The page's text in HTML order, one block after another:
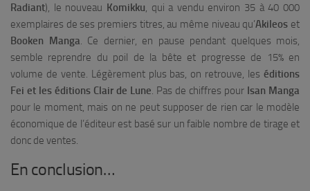
Radiant), le nouveau Komikku, qui a vendu environ 35 à 40 000
exemplaires de ses premiers titres, au même niveau qu’Akileos et
Booken Manga. Ce dernier, en pause pendant quelques mois,
semble reprendre du poil de la bête et progresse de 15% en
volume de vente. Légèrement plus bas, on retrouve, les éditions
Fei et les éditions Clair de Lune. Pas de chiffres pour Isan Manga
pour le moment, mais on ne peut supposer de rien car le modèle
économique de l’éditeur est basé sur un faible nombre de tirage et
donc de ventes.
En conclusion…